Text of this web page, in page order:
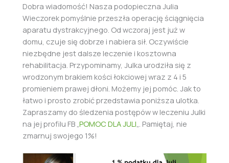
Dobra wiadomość! Nasza podopieczna Julia
Wieczorek pomyślnie przeszła operację ściągnięcia
aparatu dystrakcyjnego. Od wczoraj jest już w
domu, czuje się dobrze i nabiera sił. Oczywiście
niezbędne jest dalsze leczenie i kosztowna
rehabilitacja. Przypominamy, Julka urodziła się z
wrodzonym brakiem kości łokciowej wraz z 4 i 5
promieniem prawej dłoni. Możemy jej pomóc. Jak to
łatwo i prosto zrobić przedstawia poniższa ulotka.
Zapraszamy do śledzenia postępów w leczeniu Julki
na jej profilu FB „ POMOC DLA JULI „. Pamiętaj, nie
zmarnuj swojego 1%!